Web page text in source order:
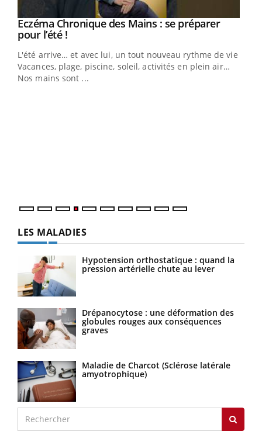
Youtube
Eczéma Chronique des Mains : se préparer
pour l’été !Youtube
L'été arrive… et avec lui, un tout nouveau rythme de vie !
Vacances, plage, piscine, soleil, activités en plein air…
Nos mains sont ...
LES MALADIES
Hypotension orthostatique : quand la
pression artérielle chute au lever
Drépanocytose : une déformation des
globules rouges aux conséquences
graves
Maladie de Charcot (Sclérose latérale
amyotrophique)